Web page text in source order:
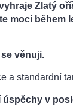
Zlatý
moci během
věnuji.
a standardní
úspěchy v